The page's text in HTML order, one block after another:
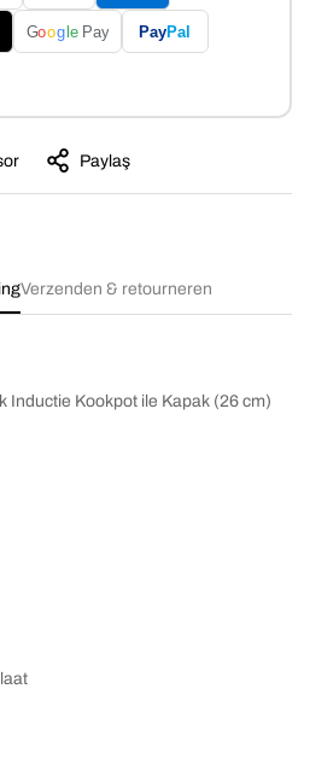
Goog le Pay PayPal
Paylaş
Verzenden & retourneren
Inductie Kookpot ile Kapak (26 cm)